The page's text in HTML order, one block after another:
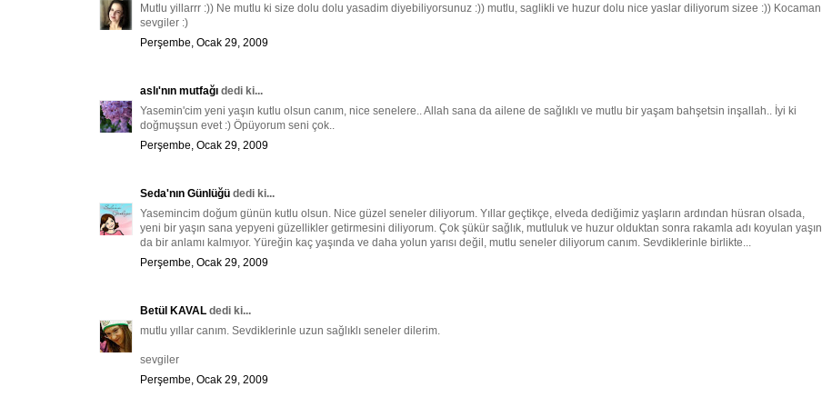
Mutlu yillarrr :)) Ne mutlu ki size dolu dolu yasadim diyebiliyorsunuz :)) mutlu, saglikli ve huzur dolu nice yaslar diliyorum sizee :)) Kocaman
sevgiler :)
Perşembe, Ocak 29, 2009
aslı'nın mutfağı dedi ki...
Yasemin'cim yeni yaşın kutlu olsun canım, nice senelere.. Allah sana da ailene de sağlıklı ve mutlu bir yaşam bahşetsin inşallah.. İyi ki
doğmuşsun evet :) Öpüyorum seni çok..
Perşembe, Ocak 29, 2009
Seda'nın Günlüğü dedi ki...
Yasemincim doğum günün kutlu olsun. Nice güzel seneler diliyorum. Yıllar geçtikçe, elveda dediğimiz yaşların ardından hüsran olsada,
yeni bir yaşın sana yepyeni güzellikler getirmesini diliyorum. Çok şükür sağlık, mutluluk ve huzur olduktan sonra rakamla adı koyulan yaşın
da bir anlamı kalmıyor. Yüreğin kaç yaşında ve daha yolun yarısı değil, mutlu seneler diliyorum canım. Sevdiklerinle birlikte...
Perşembe, Ocak 29, 2009
Betül KAVAL dedi ki...
mutlu yıllar canım. Sevdiklerinle uzun sağlıklı seneler dilerim.
sevgiler
Perşembe, Ocak 29, 2009